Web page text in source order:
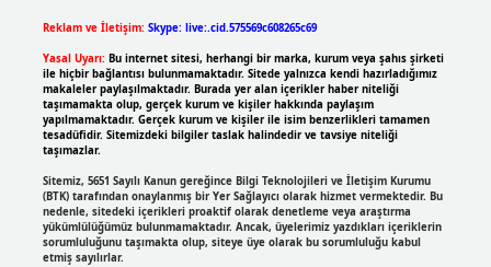
Reklam ve İletişim: Skype: live:.cid.575569c608265c69
Yasal Uyarı: Bu internet sitesi, herhangi bir marka, kurum veya şahıs şirketi
ile hiçbir bağlantısı bulunmamaktadır. Sitede yalnızca kendi hazırladığımız
makaleler paylaşılmaktadır. Burada yer alan içerikler haber niteliği
taşımamakta olup, gerçek kurum ve kişiler hakkında paylaşım
yapılmamaktadır. Gerçek kurum ve kişiler ile isim benzerlikleri tamamen
tesadüfidir. Sitemizdeki bilgiler taslak halindedir ve tavsiye niteliği
taşımazlar.
Sitemiz, 5651 Sayılı Kanun gereğince Bilgi Teknolojileri ve İletişim Kurumu
(BTK) tarafından onaylanmış bir Yer Sağlayıcı olarak hizmet vermektedir. Bu
nedenle, sitedeki içerikleri proaktif olarak denetleme veya araştırma
yükümlülüğümüz bulunmamaktadır. Ancak, üyelerimiz yazdıkları içeriklerin
sorumluluğunu taşımakta olup, siteye üye olarak bu sorumluluğu kabul
etmiş sayılırlar.